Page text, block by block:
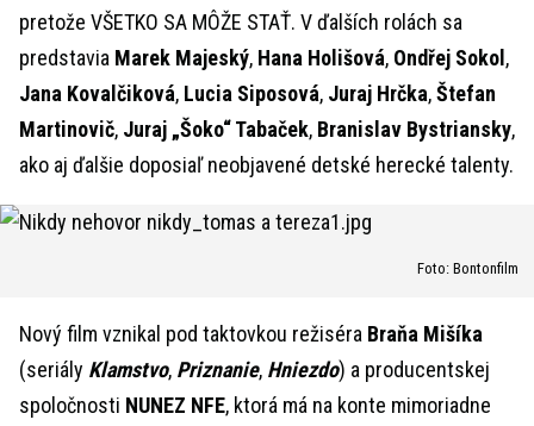
pretože VŠETKO SA MÔŽE STAŤ. V ďalších rolách sa
predstavia Marek Majeský, Hana Holišová, Ondřej Sokol ,
Jana Kovalčiková, Lucia Siposová, Juraj Hrčka,Štefan
Martinovič, Juraj „Šoko“ Tabaček, Branislav Bystriansky,
ako aj ďalšie doposiaľ neobjavené detské herecké talenty.
Foto: Bontonfilm
Nový film vznikal pod taktovkou režiséra Braňa Mišíka
(seriály Klamstvo, Priznanie, Hniezdo) a producentskej
spoločnosti NUNEZ NFE, ktorá má na konte mimoriadne